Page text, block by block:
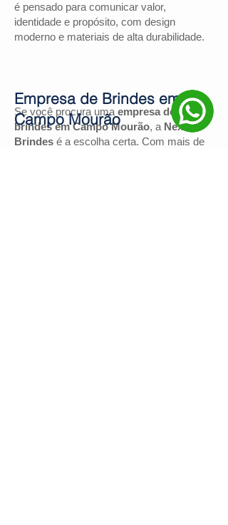
é pensado para comunicar valor,
identidade e propósito, com design
moderno e materiais de alta durabilidade.
Se você procura uma empresa de
brindes em Campo Mourão, a Nexo
Brindes é a escolha certa. Com mais de
Empresa de Brindes em
Campo Mourão